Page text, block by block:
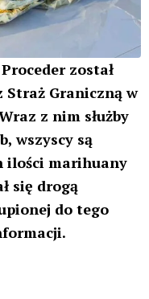
został
Straż Graniczną w
z nim służby
wszyscy są
ilości marihuany
się drogą
do tego